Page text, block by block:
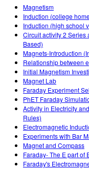
රසායන විද්‍යාව
භූගෝල විද්‍යාව
ජීව විද්‍යාව
පරිවර්තනය
Customizable Sims
Start a Free Trial
Purchase a
ඔබගේ
Activity
Virtual Workshops
Professional
Teaching with PhET
INITIATIVES
Inclusive Design
PhET Global
Data Fluency
DEIB in STEM Ed
SceneryStack OSE
Impact Report
පුරන්න / ලියාපදිංචි
පුරන්න / ලියාපදිංචි
Magnetism
Induction (college
Induction (high school
Circuit activity 2
Based)
Magnets-Introduction
Relationship between
Initial Magnetism
Magnet Lab
Faraday Experiment
PhET Faraday
Activity in Electricity
Rules)
Electromagnetic
Experiments with Bar
Magnet and Compass
Faraday- The E part of
Faraday's